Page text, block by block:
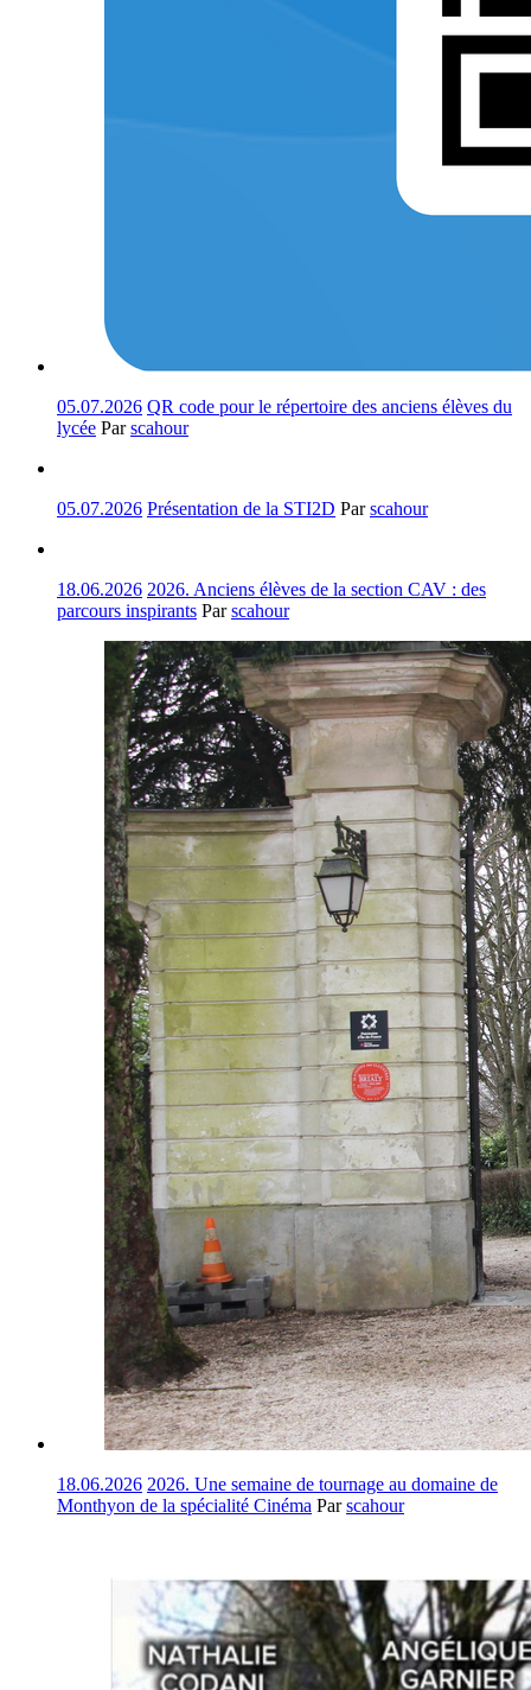
05.07.2026 QR code pour le répertoire des anciens élèves du
lycée Parscahour
05.07.2026 Présentation de la STI2D Parscahour
18.06.2026 2026. Anciens élèves de la section CAV : des
parcours inspirants Parscahour
18.06.2026 2026. Une semaine de tournage au domaine de
Monthyon de la spécialité Cinéma Parscahour